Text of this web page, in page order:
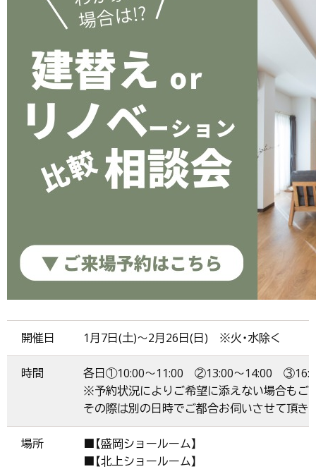
開催日 1月7日(土)～2月26日(日) ※火・水除く
時間
各日①10:00～11:00 ②13:00～14:00
※予約状況によりご希望に添えない場合もご
その際は別の日時でご都合お伺いさせて頂き
場所
■【盛岡ショールーム】
■【北上ショールーム】